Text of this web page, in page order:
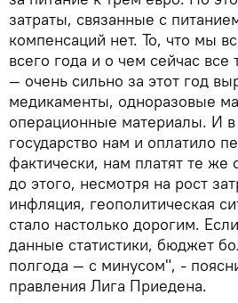
затраты, связанные с
компенсаций нет. То, что мы
всего года и о чем сейчас все
— очень сильно за этот год
медикаменты, одноразовые
операционные материалы. И в
государство нам и оплатило
фактически, нам платят те же
до этого, несмотря на рост
инфляция, геополитическая
стало настолько дорогим.
данные статистики, бюджет
полгода — с минусом", -
правления Лига Приедена.